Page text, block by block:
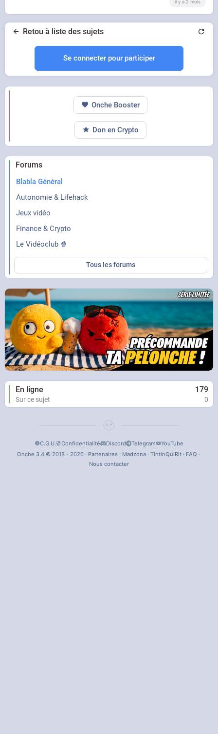
il y a 2 mois
Retou à liste des sujets
Se connecter pour participer
Forums
Blabla Général
Autonomie & Lifehack
Jeux vidéo
Finance & Crypto
Le Vidéoclub 🍿
Tous les forums
En ligne 179
Sur ce sujet 0
Onche Booster
Don en Crypto
C.G.U. Confidentialité Discord Telegram
YouTube
Onche 3.4 © 2018 - 2026 · Partenaires : Madzona· TintinQuiRit· FAQ ·
Nous contacter